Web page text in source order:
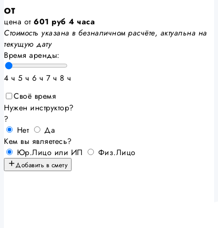
от
цена от 601 руб 4 часа
Стоимость указана в безналичном расчёте, актуальна на
текущую дату
Время аренды:
4 ч 5 ч 6 ч 7 ч 8 ч
Своё время
Нужен инструктор?
?
Нет
Да
Кем вы являетесь?
Юр.Лицо или ИП
Физ.Лицо
Добавить в смету